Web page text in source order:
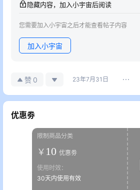
隐藏内容，加入小宇宙后阅读
您需要加入小宇宙之后才能查看帖子内容
加入小宇宙
赞 0 23年7月31日
优惠劵
限制商品分类
￥ 10 优惠劵
使用时效：
30天内使用有效